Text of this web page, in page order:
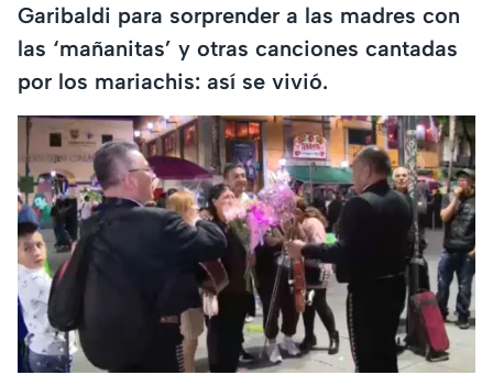
Garibaldi para sorprender a las madres con
las ‘mañanitas’ y otras canciones cantadas
por los mariachis: así se vivió.